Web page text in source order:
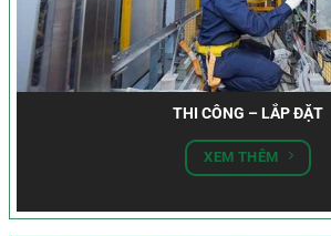
THI CÔNG – LẮP ĐẶT
XEM THÊM